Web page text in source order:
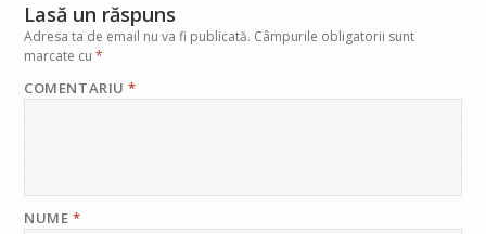
Lasă un răspuns
Adresa ta de email nu va fi publicată. Câmpurile obligatorii sunt
marcate cu*
COMENTARIU*
NUME*